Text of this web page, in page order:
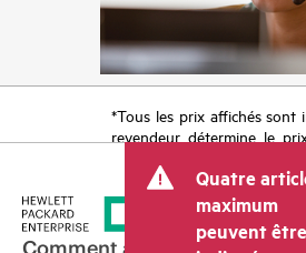
*Tous les prix affichés sont
revendeur détermine le
tels que la TVA ou les taxes
et les frais d’expédition.
transaction déterminé par
peut varier par rapport
Quatre
maximum
peuvent être